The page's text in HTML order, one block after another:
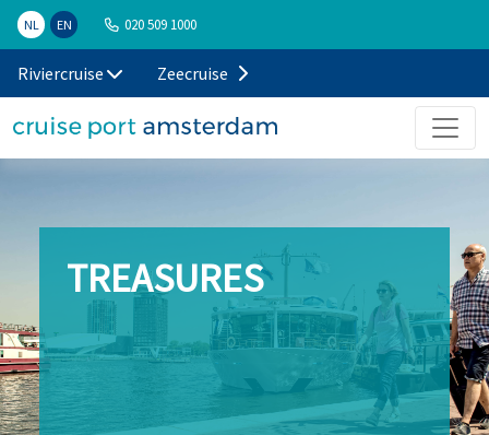
NL EN 020 509 1000
Riviercruise Zeecruise
TREASURES